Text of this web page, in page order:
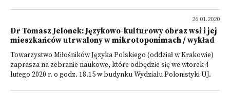
26.01.2020
Dr Tomasz Jelonek: Językowo-kulturowy obraz wsi i jej
mieszkańców utrwalony w mikrotoponimach / wykład
Towarzystwo Miłośników Języka Polskiego (oddział w Krakowie)
zaprasza na zebranie naukowe, które odbędzie się we wtorek 4
lutego 2020 r. o godz. 18.15 w budynku Wydziału Polonistyki UJ.